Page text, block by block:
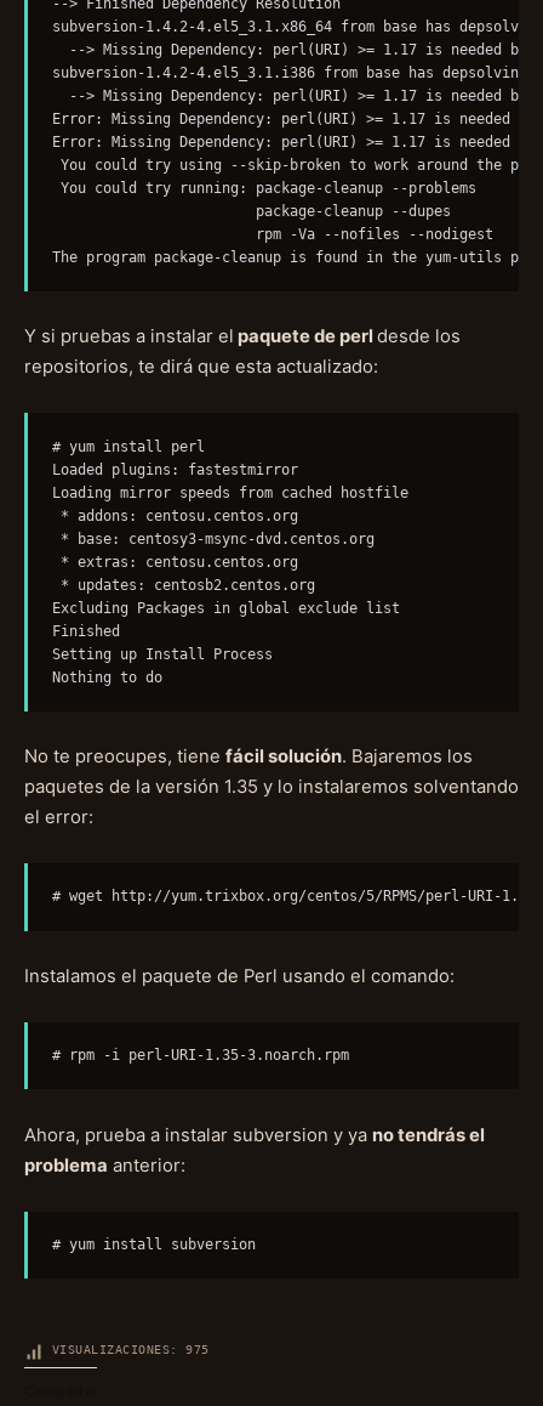
--> Finished Dependency Resolution
subversion-1.4.2-4.el5_3.1.x86_64 from base has
--> Missing Dependency: perl(URI) >= 1.17 is needed by
subversion-1.4.2-4.el5_3.1.i386 from base has depsolving
--> Missing Dependency: perl(URI) >= 1.17 is needed by
Error: Missing Dependency: perl(URI) >= 1.17 is needed
Error: Missing Dependency: perl(URI) >= 1.17 is needed
You could try using --skip-broken to work around the
You could try running: package-cleanup --problems
                        package-cleanup --dupes
                        rpm -Va --nofiles --nodigest
Y si pruebas a instalar el paquete de perldesde los
repositorios, te dirá que esta actualizado:
# yum install perl
Loaded plugins: fastestmirror
Loading mirror speeds from cached hostfile
* addons: centosu.centos.org
* base: centosy3-msync-dvd.centos.org
* extras: centosu.centos.org
* updates: centosb2.centos.org
Excluding Packages in global exclude list
Finished
Setting up Install Process
Nothing to do
No te preocupes, tiene fácil solución. Bajaremos los
paquetes de la versión 1.35 y lo instalaremos solventando
el error:
# wget http://yum.trixbox.org/centos/5/RPMS/perl-URI-1.35-
Instalamos el paquete de Perl usando el comando:
# rpm -i perl-URI-1.35-3.noarch.rpm
Ahora, prueba a instalar subversion y ya no tendrás el
problema anterior:
# yum install subversion
VISUALIZACIONES: 975